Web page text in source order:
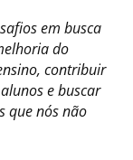
em busca
do
contribuir
e buscar
que nós não